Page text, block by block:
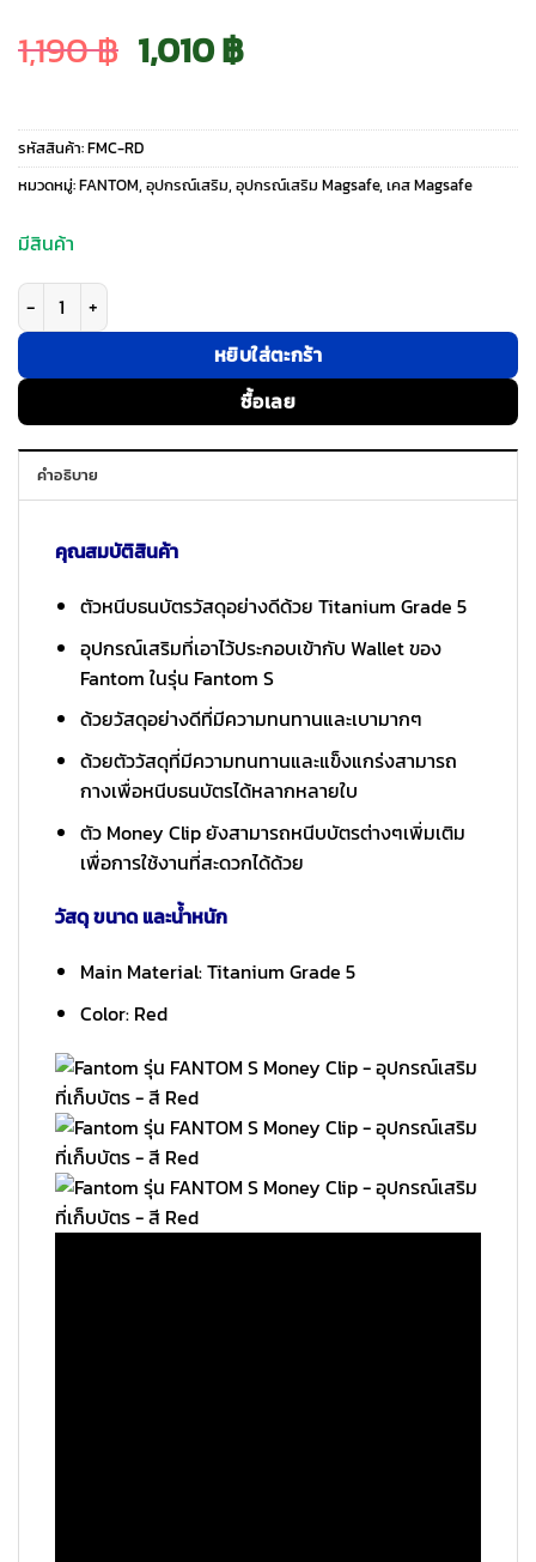
1,190฿ Original
price
was:
1,010฿Current
price
is:
รหัสสินค้า:FMC-RD
หมวดหมู่:FANTOM, อุปกรณ์เสริม, อุปกรณ์เสริม Magsafe, เคส Magsafe
มีสินค้า
จำนวน Fantom รุ่น FANTOM S Money Clip - อุปกรณ์เสริมที่เก็บบัตร - สี
หยิบใส่ตะกร้า
ซื้อเลย
คำอธิบาย
คุณสมบัติสินค้า
ตัวหนีบธนบัตรวัสดุอย่างดีด้วย Titanium Grade 5
อุปกรณ์เสริมที่เอาไว้ประกอบเข้ากับ Wallet ของ
Fantom ในรุ่น Fantom S
ด้วยวัสดุอย่างดีที่มีความทนทานและเบามากๆ
ด้วยตัววัสดุที่มีความทนทานและแข็งแกร่งสามารถ
กางเพื่อหนีบธนบัตรได้หลากหลายใบ
ตัว Money Clip ยังสามารถหนีบบัตรต่างๆเพิ่มเติม
เพื่อการใช้งานที่สะดวกได้ด้วย
วัสดุ ขนาด และน้ำหนัก
Main Material: Titanium Grade 5
Color: Red